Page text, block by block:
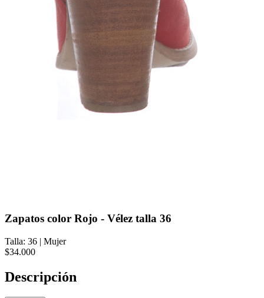
Zapatos color Rojo - Vélez talla 36
Talla: 36 | Mujer
$34.000
Descripción